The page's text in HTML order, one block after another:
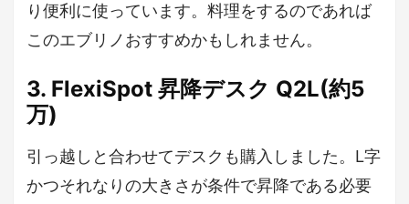
り便利に使っています。料理をするのであれば
このエブリノおすすめかもしれません。
3. FlexiSpot 昇降デスク Q2L(約5
万)
引っ越しと合わせてデスクも購入しました。L字
かつそれなりの大きさが条件で昇降である必要